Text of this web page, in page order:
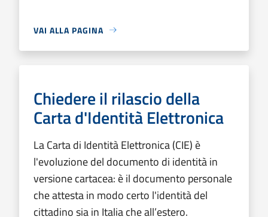
VAI ALLA PAGINA
Chiedere il rilascio della
Carta d'Identità Elettronica
La Carta di Identità Elettronica (CIE) è
l'evoluzione del documento di identità in
versione cartacea: è il documento personale
che attesta in modo certo l'identità del
cittadino sia in Italia che all’estero.